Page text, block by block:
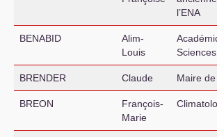
l’ENA
BENABID
Alim-
Louis
BRENDER Claude Maire
BREON
François-
Marie